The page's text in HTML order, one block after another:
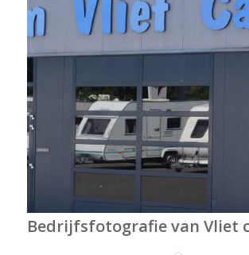
Bedrijfsfotografie van Vliet